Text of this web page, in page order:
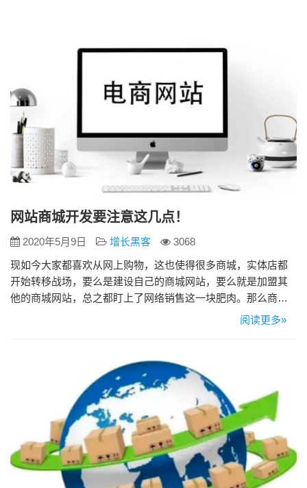
网站商城开发要注意这几点！
2020年5月9日 增长黑客
3068
现如今大家都喜欢从网上购物，这也使得很多商城，实体店都
开始转移战场，要么是建设自己的商城网站，要么就是加盟其
他的商城网站，总之都盯上了网络销售这一块肥肉。那么商城
网站建设是不是像大家所想象当中那么难呢？开发一个网站商
越来越成为企业网站建设的标配。 完全定制化后台 后台定制
化，操作简便，拥…
阅读更多»